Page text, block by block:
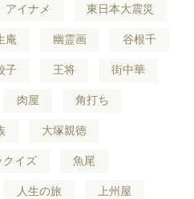
アイナメ 東日本大震災
庵 幽霊画 谷根千
子 王将 街中華
肉屋 角打ち
大塚親徳
クイズ 魚尾
人生の旅 上州屋